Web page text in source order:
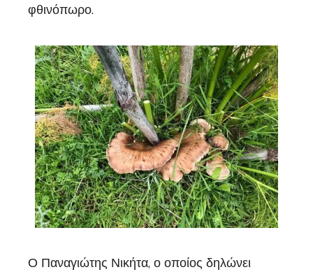
φθινόπωρο.
Ο Παναγιώτης Νικήτα, ο οποίος δηλώνει